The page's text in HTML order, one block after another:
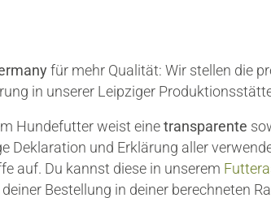
für mehr Qualität: Wir stellen die
in unserer Leipziger
Hundefutter weist einetransparente
Deklaration und Erklärung aller
auf. Du kannst diese in unserem
Bestellung in deiner berechneten